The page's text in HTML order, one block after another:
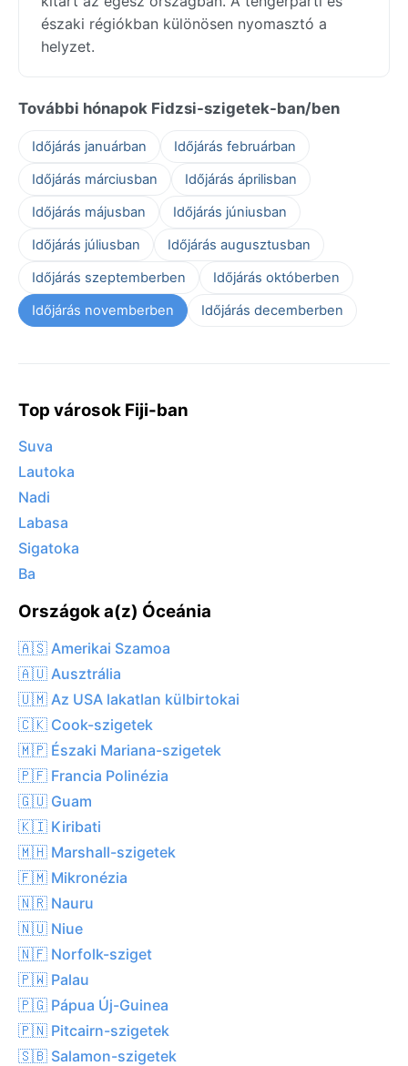
északi régiókban különösen nyomasztó a
helyzet.
További hónapok Fidzsi-szigetek-ban/ben
Időjárás januárban
Időjárás februárban
Időjárás márciusban
Időjárás áprilisban
Időjárás májusban
Időjárás júniusban
Időjárás júliusban
Időjárás augusztusban
Időjárás szeptemberben
Időjárás októberben
Időjárás novemberben
Időjárás decemberben
Top városok Fiji-ban
Suva
Lautoka
Nadi
Labasa
Sigatoka
Ba
Országok a(z) Óceánia
🇦🇸 Amerikai Szamoa
🇦🇺 Ausztrália
🇺🇲 Az USA lakatlan külbirtokai
🇨🇰 Cook-szigetek
🇲🇵 Északi Mariana-szigetek
🇵🇫 Francia Polinézia
🇬🇺 Guam
🇰🇮 Kiribati
🇲🇭 Marshall-szigetek
🇫🇲 Mikronézia
🇳🇷 Nauru
🇳🇺 Niue
🇳🇫 Norfolk-sziget
🇵🇼 Palau
🇵🇬 Pápua Új-Guinea
🇵🇳 Pitcairn-szigetek
🇸🇧 Salamon-szigetek